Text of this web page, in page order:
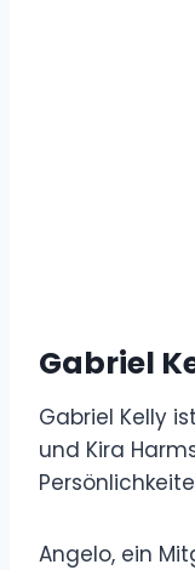
Gabriel
Gabriel Kelly
und Kira
Angelo, ein